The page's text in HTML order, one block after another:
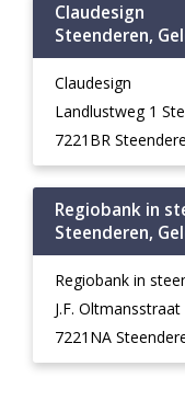
Claudesign
Steenderen,
Claudesign
Landlustweg 1
7221BR
Regiobank in
Steenderen,
Regiobank in
J.F.
7221NA